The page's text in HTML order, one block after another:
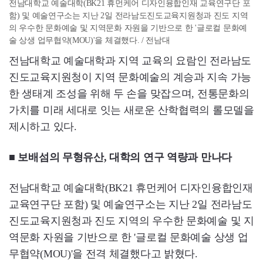
전남대학교 예술대학(BK21 휴먼케어 디자인융합인재 교육연구단 포
함) 및 예술연구소는 지난 2일 전라남도진도교육지원청과 진도 지역
의 우수한 문화예술 및 지역문화 자원을 기반으로 한 '글로컬 문화예
술 상생 업무협약(MOU)'을 체결했다. / 전남대
전남대학교 예술대학과 지역 교육의 요람인 전라남도
진도교육지원청이 지역 문화예술의 계승과 지속 가능
한 생태계 조성을 위해 두 손을 맞잡으며, 전통문화의
가치를 미래 세대로 잇는 새로운 산학협력의 롤모델을
제시하고 있다.
■ 보배섬의 무형유산, 대학의 연구 역량과 만나다
전남대학교 예술대학(BK21 휴먼케어 디자인융합인재
교육연구단 포함) 및 예술연구소는 지난 2일 전라남도
진도교육지원청과 진도 지역의 우수한 문화예술 및 지
역문화 자원을 기반으로 한 '글로컬 문화예술 상생 업
무협약(MOU)'을 전격 체결했다고 밝혔다.